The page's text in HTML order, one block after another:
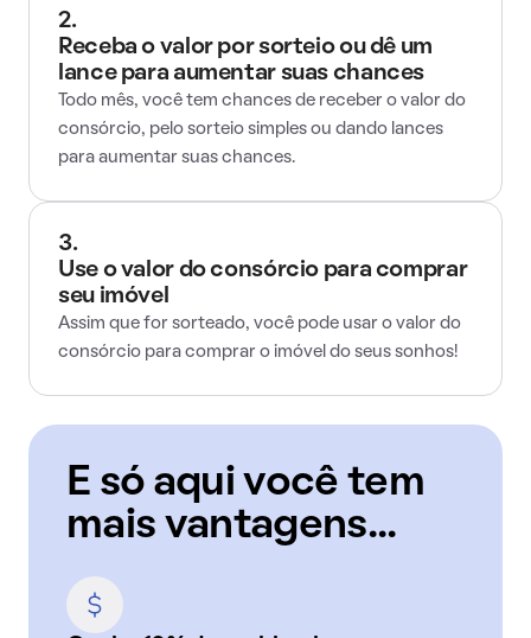
2.
Receba o valor por sorteio ou dê um
lance para aumentar suas chances
Todo mês, você tem chances de receber o valor do
consórcio, pelo sorteio simples ou dando lances
para aumentar suas chances.
3.
Use o valor do consórcio para comprar
seu imóvel
Assim que for sorteado, você pode usar o valor do
consórcio para comprar o imóvel do seus sonhos!
E só aqui você tem
mais vantagens...